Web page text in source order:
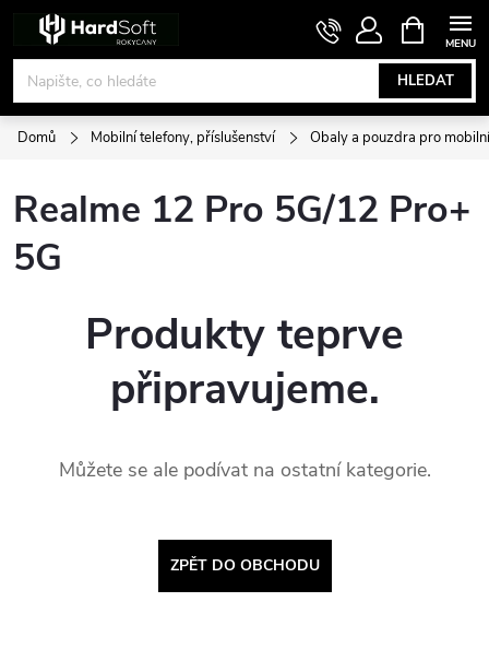
obsah
HLEDAT
NÁKUPNÍ
KOŠÍK
Domů Mobilní telefony, příslušenství Obaly a pouzdra pro
Realme 12 Pro 5G/12 Pro+
5G
Produkty teprve
připravujeme.
Můžete se ale podívat na ostatní kategorie.
ZPĚT DO OBCHODU